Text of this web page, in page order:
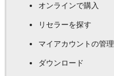
オンラインで購入
リセラーを探す
マイアカウントの管理
ダウンロード